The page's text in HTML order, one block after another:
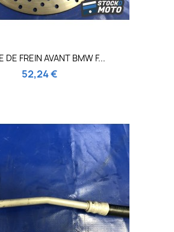
DE FREIN AVANT BMW F...
52,24 €